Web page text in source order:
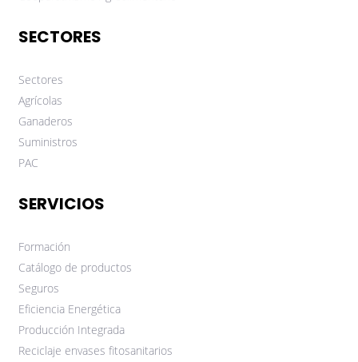
SECTORES
Sectores
Agrícolas
Ganaderos
Suministros
PAC
SERVICIOS
Formación
Catálogo de productos
Seguros
Eficiencia Energética
Producción Integrada
Reciclaje envases fitosanitarios